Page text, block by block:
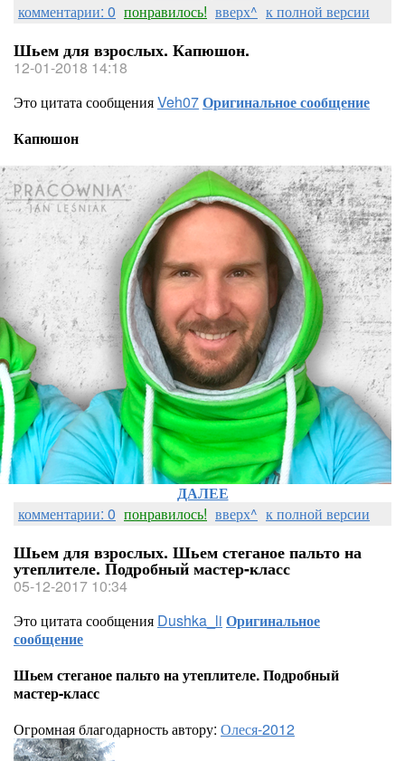
комментарии: 0 понравилось! вверх^ к полной версии
Шьем для взрослых. Капюшон.
12-01-2018 14:18
Это цитата сообщенияVeh07Оригинальное сообщение
Капюшон
ДАЛЕЕ
комментарии: 0 понравилось! вверх^ к полной версии
Шьем для взрослых. Шьем стеганое пальто на
утеплителе. Подробный мастер-класс
05-12-2017 10:34
Это цитата сообщения Dushka_li Оригинальное
сообщение
Шьем стеганое пальто на утеплителе. Подробный
мастер-класс
Огромная благодарность автору: Олеся-2012